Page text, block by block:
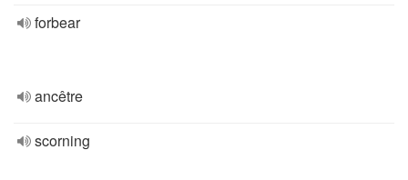
forbear
ancêtre
scorning